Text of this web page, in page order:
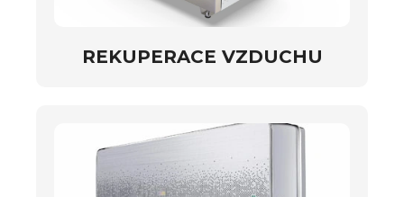
REKUPERACE VZDUCHU